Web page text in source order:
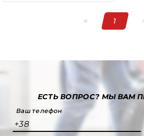
< 1
ЕСТЬ ВОПРОС?МЫ ВАМ
Ваш телефон
+38